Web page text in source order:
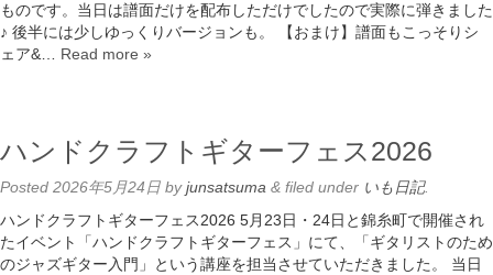
ものです。当日は譜面だけを配布しただけでしたので実際に弾きました
♪ 後半には少しゆっくりバージョンも。 【おまけ】譜面もこっそりシ
ェア&… Read more »
ハンドクラフトギターフェス2026
Posted 2026年5月24日 byjunsatsuma & filed under いも日記.
ハンドクラフトギターフェス2026 5月23日・24日と錦糸町で開催され
たイベント「ハンドクラフトギターフェス」にて、「ギタリストのため
のジャズギター入門」という講座を担当させていただきました。 当日